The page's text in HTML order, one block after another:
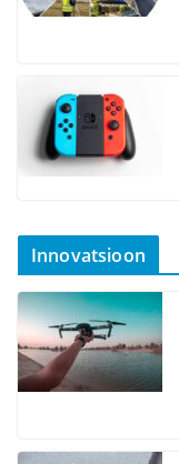
Innovatsioon